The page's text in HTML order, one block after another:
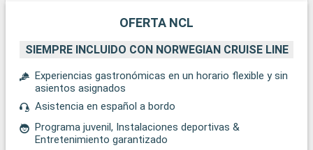
OFERTA NCL
SIEMPRE INCLUIDO CON NORWEGIAN CRUISE LINE
Experiencias gastronómicas en un horario flexible y sin
asientos asignados
Asistencia en español a bordo
Programa juvenil, Instalaciones deportivas &
Entretenimiento garantizado